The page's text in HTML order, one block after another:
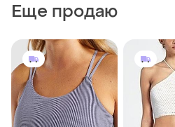
Еще продаю